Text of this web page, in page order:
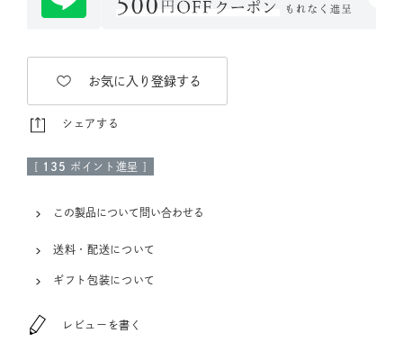
お気に入り登録する
シェアする
[ 135 ポイント進呈 ]
この製品について問い合わせる
送料・配送について
ギフト包装について
レビューを書く